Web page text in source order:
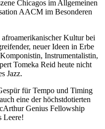
Chicagos im Allgemeinen
AACM im Besonderen
Kultur bei
neuer Ideen in Erbe
Instrumentalistin,
Tomeka Reid heute nicht
Jazz.
für Tempo und Timing
eine der höchstdotierten
Genius Fellowship
Leere!